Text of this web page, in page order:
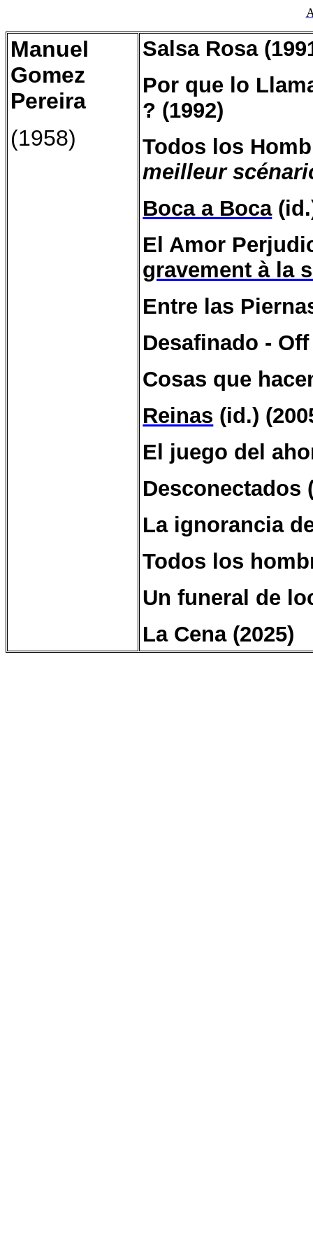
Manuel
Gomez
Pereira
(1958)
Salsa Rosa
Por que lo
? (1992)
Todos los
meilleur
Boca a Boca
El Amor
gravement à la
Entre las
Desafinado -
Cosas que
Reinas (id.)
El juego del
Desconectados
La ignorancia
Todos los
Un funeral de
La Cena (2025)